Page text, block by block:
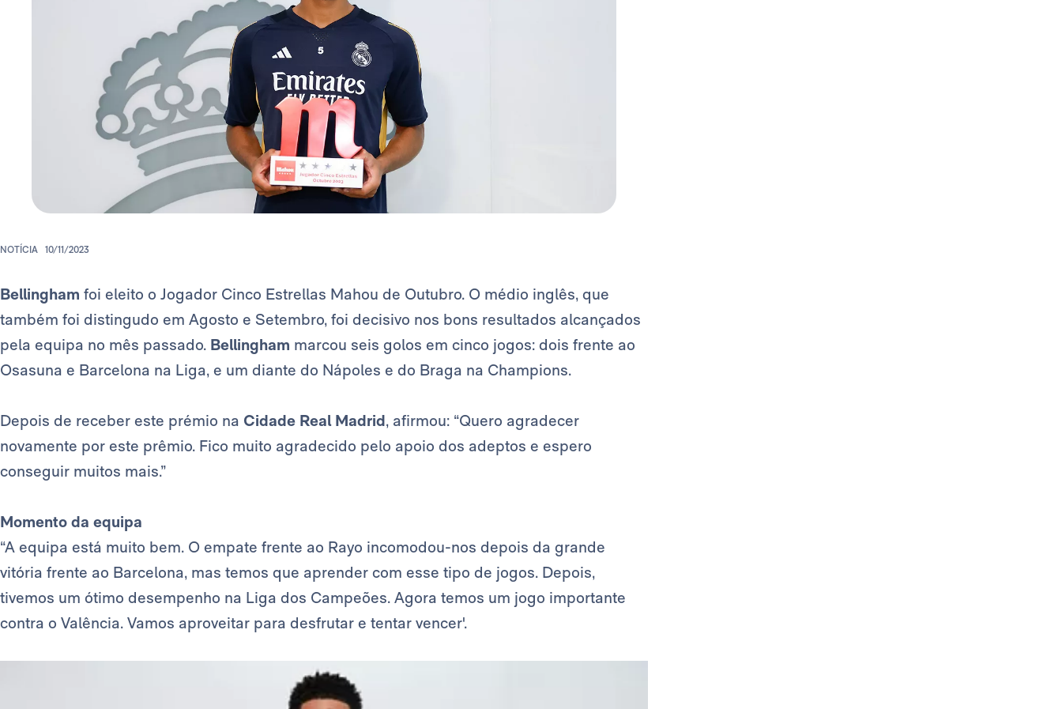
NOTÍCIA 10/11/2023
Bellingham foi eleito o Jogador Cinco Estrellas Mahou de Outubro. O médio inglês, que
também foi distingudo em Agosto e Setembro, foi decisivo nos bons resultados alcançados
pela equipa no mês passado. Bellingham marcou seis golos em cinco jogos: dois frente ao
Osasuna e Barcelona na Liga, e um diante do Nápoles e do Braga na Champions.
Depois de receber este prémio na Cidade Real Madrid, afirmou: “Quero agradecer
novamente por este prêmio. Fico muito agradecido pelo apoio dos adeptos e espero
conseguir muitos mais.”
Momento da equipa
“A equipa está muito bem. O empate frente ao Rayo incomodou-nos depois da grande
vitória frente ao Barcelona, ​​mas temos que aprender com esse tipo de jogos. Depois,
tivemos um ótimo desempenho na Liga dos Campeões. Agora temos um jogo importante
contra o Valência. Vamos aproveitar para desfrutar e tentar vencer'.